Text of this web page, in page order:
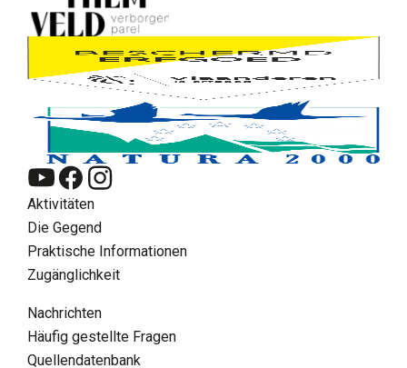
Aktivitäten
Die Gegend
Praktische Informationen
Zugänglichkeit
Nachrichten
Häufig gestellte Fragen
Quellendatenbank